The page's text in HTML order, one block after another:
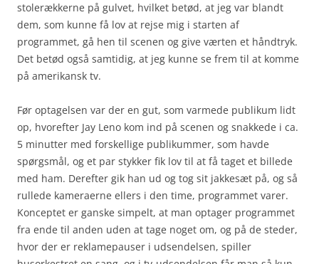
stolerækkerne på gulvet, hvilket betød, at jeg var blandt
dem, som kunne få lov at rejse mig i starten af
programmet, gå hen til scenen og give værten et håndtryk.
Det betød også samtidig, at jeg kunne se frem til at komme
på amerikansk tv.
Før optagelsen var der en gut, som varmede publikum lidt
op, hvorefter Jay Leno kom ind på scenen og snakkede i ca.
5 minutter med forskellige publikummer, som havde
spørgsmål, og et par stykker fik lov til at få taget et billede
med ham. Derefter gik han ud og tog sit jakkesæt på, og så
rullede kameraerne ellers i den time, programmet varer.
Konceptet er ganske simpelt, at man optager programmet
fra ende til anden uden at tage noget om, og på de steder,
hvor der er reklamepauser i udsendelsen, spiller